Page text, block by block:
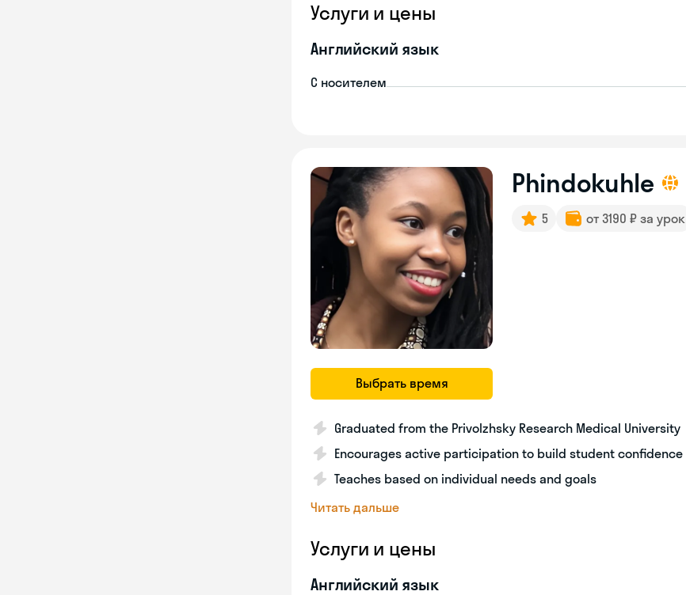
Услуги и цены
Английский язык
С носителем
Выбрать время
Phindokuhle
5 от 3190 ₽ за урок
Graduated from the Privolzhsky Research Medical University
Encourages active participation to build student confidence
Teaches based on individual needs and goals
Читать дальше
Услуги и цены
Английский язык